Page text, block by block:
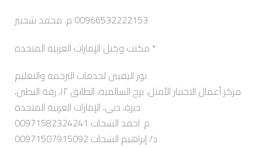
00966532222153 م. محمد شحبير
مكتب وكيل الإمارات العربية المتحدة *
نور اليقيين لخدمات الترجمة والتعليم
مركز أعمال الاختيار الأمثل، برج السالمية، الطابق ١٢، رقة البطين،
ديرة، دبي، الإمارات العربية المتحدة
م. احمد الشحات 00971582324241
د/ إبراهيم الشحات 00971507915092